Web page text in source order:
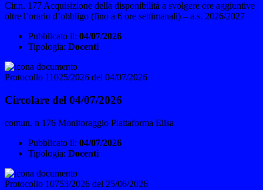
Cir.n. 177 Acquisizione della disponibilità a svolgere ore aggiuntive
oltre l’orario d’obbligo (fino a 6 ore settimanali) – a.s. 2026/2027
Pubblicato il: 04/07/2026
Tipologia: Docenti
Protocollo 11025/2026 del 04/07/2026
Circolare del 04/07/2026
comun. n 176 Monitoraggio Piattaforma Elisa
Pubblicato il: 04/07/2026
Tipologia: Docenti
Protocollo 10753/2026 del 25/06/2026